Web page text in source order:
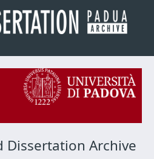
Dissertation Archive